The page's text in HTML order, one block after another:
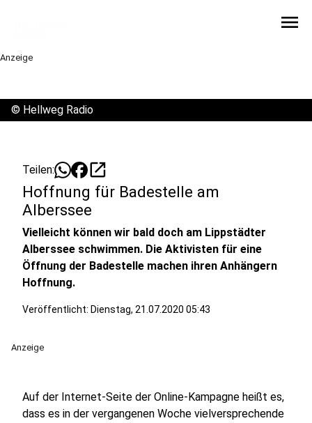
menu
Anzeige
© Hellweg Radio
Teilen: open_in_new
Hoffnung für Badestelle am
Alberssee
Vielleicht können wir bald doch am Lippstädter
Alberssee schwimmen. Die Aktivisten für eine
Öffnung der Badestelle machen ihren Anhängern
Hoffnung.
Veröffentlicht: Dienstag, 21.07.2020 05:43
Anzeige
Auf der Internet-Seite der Online-Kampagne heißt es,
dass es in der vergangenen Woche vielversprechende